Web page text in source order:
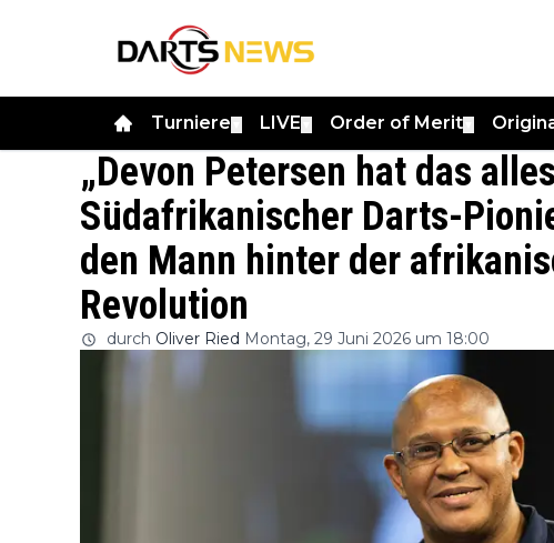
Turniere LIVE Order of Merit
„Devon Petersen hat das
Südafrikanischer Darts-
den Mann hinter der
Revolution
durch Oliver Ried Montag, 29 Juni 2026 um 18:00